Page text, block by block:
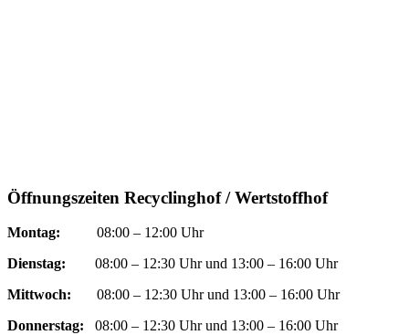
Öffnungszeiten Recyclinghof / Wertstoffhof
Montag: 08:00 – 12:00 Uhr
Dienstag: 08:00 – 12:30 Uhr und 13:00 – 16:00 Uhr
Mittwoch: 08:00 – 12:30 Uhr und 13:00 – 16:00 Uhr
Donnerstag: 08:00 – 12:30 Uhr und 13:00 – 16:00 Uhr